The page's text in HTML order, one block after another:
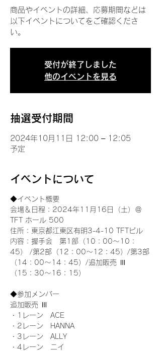
商品やイベントの詳細、応募期間などは
以下イベントについてをご確認くださ
い。
受付が終了しました
他のイベントを見る
抽選受付期間
2024年10月11日 12:00 – 12:05
予定
イベントについて
◆イベント概要
会場＆日程：2024年11月16日（土）＠
TFT ホール 500
住所：東京都江東区有明3-4-10 TFTビル
内容：握手会　第1部（10：00～10：
45） /第2部（12：00～12：45）/第3部
（14：00～14：45）/追加販売 Ⅲ
（15：30～16：15）
◆参加メンバー
追加販売 Ⅲ
・1レーン　ACE
・2レーン　HANNA
・3レーン　ALLY
・4レーン　ニイ